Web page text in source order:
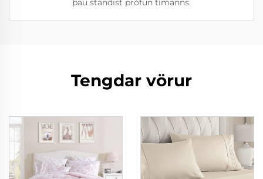
þau standist prófun tímanns.
Tengdar vörur